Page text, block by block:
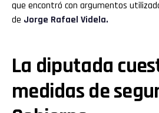
que encontró con argumentos
de Jorge Rafael Videla.
La diputada
medidas de